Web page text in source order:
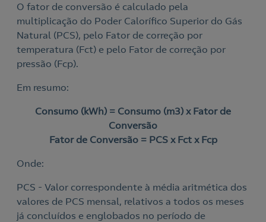
O fator de conversão é calculado pela
multiplicação do Poder Calorífico Superior do Gás
Natural (PCS), pelo Fator de correção por
temperatura (Fct) e pelo Fator de correção por
pressão (Fcp).
Em resumo:
Consumo (kWh) = Consumo (m3) x Fator de
Conversão
Fator de Conversão = PCS x Fct x Fcp
Onde:
PCS - Valor correspondente à média aritmética dos
valores de PCS mensal, relativos a todos os meses
já concluídos e englobados no período de